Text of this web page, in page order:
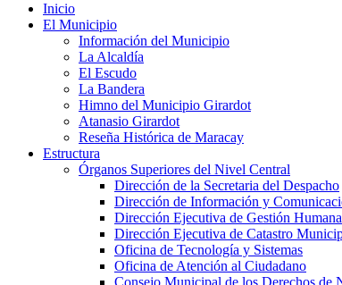
Inicio
El Municipio
Información del Municipio
La Alcaldía
El Escudo
La Bandera
Himno del Municipio Girardot
Atanasio Girardot
Reseña Histórica de Maracay
Estructura
Órganos Superiores del Nivel Central
Dirección de la Secretaria del Despacho
Dirección de Información y
Dirección Ejecutiva de Gestión Humana
Dirección Ejecutiva de Catastro
Oficina de Tecnología y Sistemas
Oficina de Atención al Ciudadano
Consejo Municipal de los Derechos de